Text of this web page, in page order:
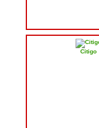
Citigo